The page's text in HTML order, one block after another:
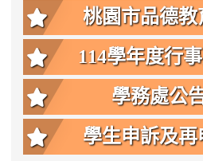
桃園市品德教
114學年度行
學務處公
學生申訴及再